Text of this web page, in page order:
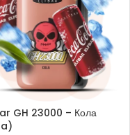
GH 23000 – Кола